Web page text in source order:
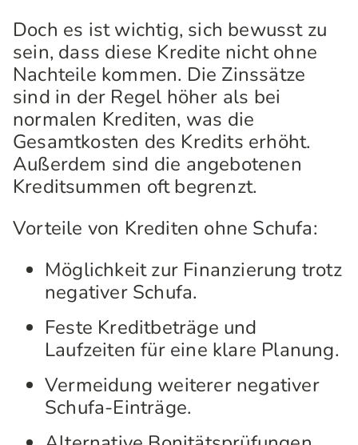
Doch es ist wichtig, sich bewusst zu
sein, dass diese Kredite nicht ohne
Nachteile kommen. Die Zinssätze
sind in der Regel höher als bei
normalen Krediten, was die
Gesamtkosten des Kredits erhöht.
Außerdem sind die angebotenen
Kreditsummen oft begrenzt.
Vorteile von Krediten ohne Schufa:
Möglichkeit zur Finanzierung trotz
negativer Schufa.
Feste Kreditbeträge und
Laufzeiten für eine klare Planung.
Vermeidung weiterer negativer
Schufa-Einträge.